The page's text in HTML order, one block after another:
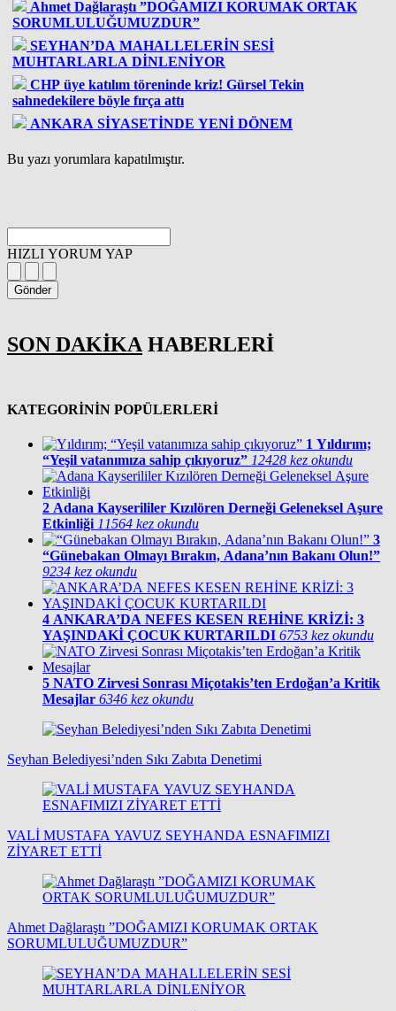
Ahmet Dağlaraştı ”DOĞAMIZI KORUMAK ORTAK
SORUMLULUĞUMUZDUR”
SEYHAN’DA MAHALLELERİN SESİ
MUHTARLARLA DİNLENİYOR
CHP üye katılım töreninde kriz! Gürsel Tekin
sahnedekilere böyle fırça attı
ANKARA SİYASETİNDE YENİ DÖNEM
Bu yazı yorumlara kapatılmıştır.
HIZLI YORUM YAP
Gönder
SON DAKİKA HABERLERİ
KATEGORİNİN POPÜLERLERİ
1 Yıldırım;
“Yeşil vatanımıza sahip çıkıyoruz” 12428 kez okundu
2 Adana Kayserililer Kızılören Derneği Geleneksel Aşure
Etkinliği 11564 kez okundu
3
“Günebakan Olmayı Bırakın, Adana’nın Bakanı Olun!”
9234 kez okundu
4 ANKARA’DA NEFES KESEN REHİNE KRİZİ: 3
YAŞINDAKİ ÇOCUK KURTARILDI 6753 kez okundu
5 NATO Zirvesi Sonrası Miçotakis’ten Erdoğan’a Kritik
Mesajlar 6346 kez okundu
Seyhan Belediyesi’nden Sıkı Zabıta Denetimi
VALİ MUSTAFA YAVUZ SEYHANDA ESNAFIMIZI
ZİYARET ETTİ
Ahmet Dağlaraştı ”DOĞAMIZI KORUMAK ORTAK
SORUMLULUĞUMUZDUR”